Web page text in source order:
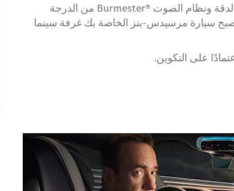
بفضل التفاعل بين الشاشات عالية الدقة ونظام الصوت ®Burmester من الدرجة
تصبح سيارة مرسيدس-بنز الخاصة بك غرفة سينما